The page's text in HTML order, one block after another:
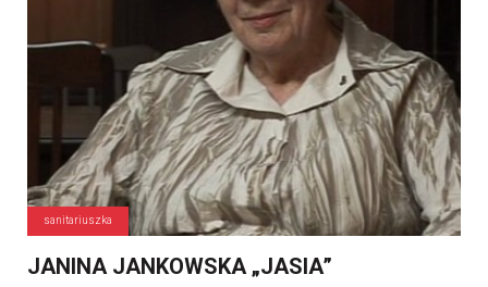
sanitariuszka
JANINA JANKOWSKA „JASIA”